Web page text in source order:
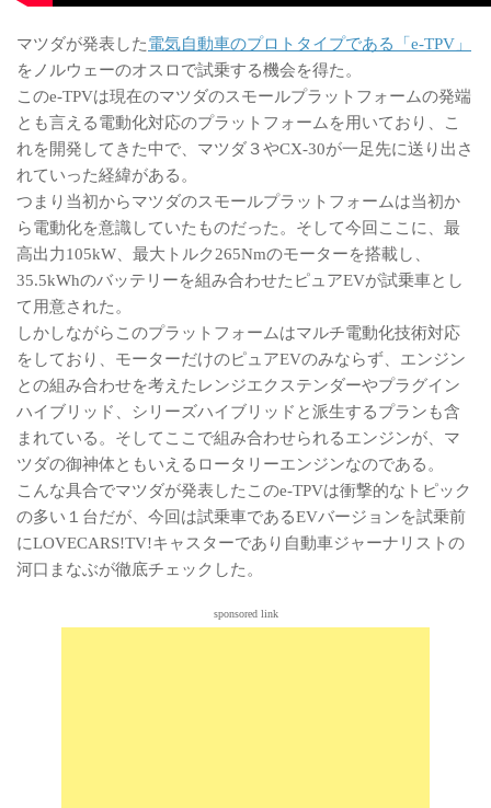
マツダが発表した電気自動車のプロトタイプである「e-TPV」
をノルウェーのオスロで試乗する機会を得た。
このe-TPVは現在のマツダのスモールプラットフォームの発端
とも言える電動化対応のプラットフォームを用いており、こ
れを開発してきた中で、マツダ３やCX-30が一足先に送り出さ
れていった経緯がある。
つまり当初からマツダのスモールプラットフォームは当初か
ら電動化を意識していたものだった。そして今回ここに、最
高出力105kW、最大トルク265Nmのモーターを搭載し、
35.5kWhのバッテリーを組み合わせたピュアEVが試乗車とし
て用意された。
しかしながらこのプラットフォームはマルチ電動化技術対応
をしており、モーターだけのピュアEVのみならず、エンジン
との組み合わせを考えたレンジエクステンダーやプラグイン
ハイブリッド、シリーズハイブリッドと派生するプランも含
まれている。そしてここで組み合わせられるエンジンが、マ
ツダの御神体ともいえるロータリーエンジンなのである。
こんな具合でマツダが発表したこのe-TPVは衝撃的なトピック
の多い１台だが、今回は試乗車であるEVバージョンを試乗前
にLOVECARS!TV!キャスターであり自動車ジャーナリストの
河口まなぶが徹底チェックした。
sponsored link